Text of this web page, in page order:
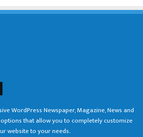
WordPress Newspaper, Magazine, News and
that allow you to completely customize
website to your needs.